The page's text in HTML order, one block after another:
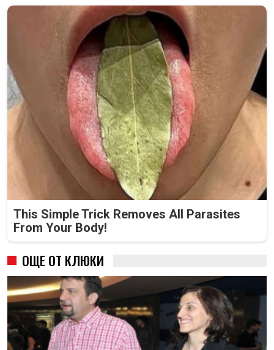
This Simple Trick Removes All Parasites
From Your Body!
ОЩЕ ОТ КЛЮКИ